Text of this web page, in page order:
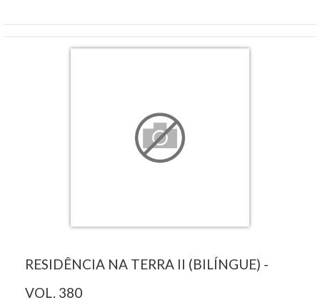
RESIDÊNCIA NA TERRA II (BILÍNGUE) -
VOL. 380